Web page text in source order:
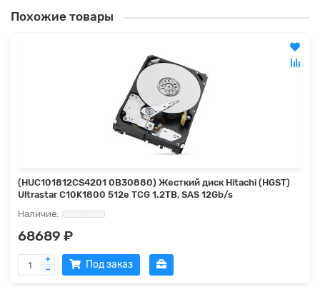
Похожие товары
(HUC101812CS4201 0B30880) Жесткий диск Hitachi (HGST)
Ultrastar C10K1800 512e TCG 1.2TB, SAS 12Gb/s
68689 ₽
Под заказ